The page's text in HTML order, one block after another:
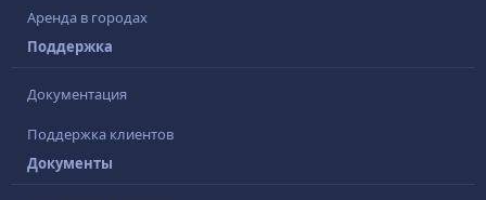
Аренда в городах
Поддержка
Документация
Поддержка клиентов
Документы